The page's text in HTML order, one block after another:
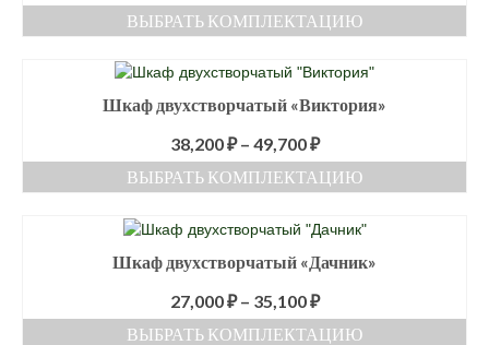
ВЫБРАТЬ КОМПЛЕКТАЦИЮ
товар
несколько
вариаций.
Опции
можно
странице
товара.
Шкаф двухстворчатый «Виктория»
38,200₽– 49,700₽
ВЫБРАТЬ КОМПЛЕКТАЦИЮ
товар
несколько
вариаций.
Опции
можно
Шкаф двухстворчатый «Дачник»
27,000₽– 35,100₽
ВЫБРАТЬ КОМПЛЕКТАЦИЮ